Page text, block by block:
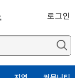
로그인